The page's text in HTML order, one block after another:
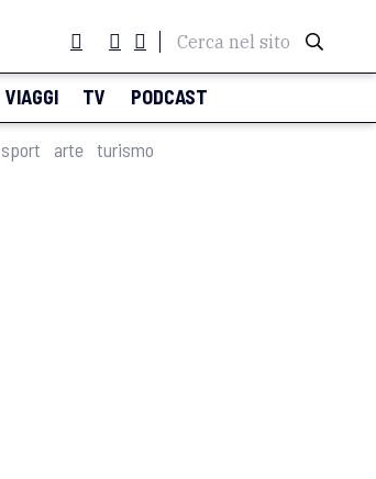
Cerca nel sito
VIAGGI TV PODCAST
sport arte turismo